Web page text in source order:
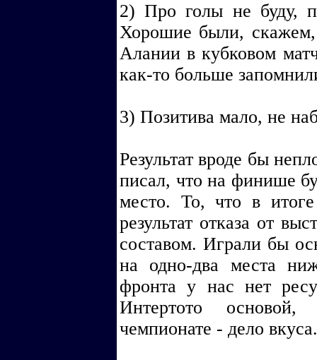
2) Про голы не буду,
Хорошие были,
Алании в кубковом
как-то больше
3) Позитива мало, не
Результат вроде бы
писал, что на финише
место. То, что в
результат отказа от
составом. Играли бы
на одно-два места
фронта у нас нет
Интертото основой,
чемпионате - дело вкуса.